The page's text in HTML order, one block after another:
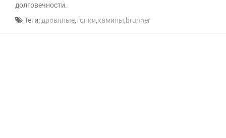
долговечности.
Теги: дровяные,топки,камины,brunner